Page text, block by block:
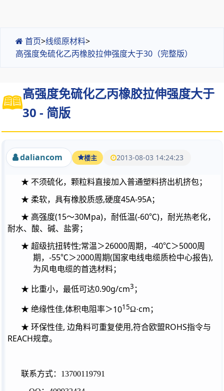
首页>线缆原材料>
高强度免硫化乙丙橡胶拉伸强度大于30（完整版）
高强度免硫化乙丙橡胶拉伸强度大于
30 - 简版
daliancom 楼主 2013-08-03 14:24:23
★ 不须硫化，颗粒料直接加入普通塑料挤出机挤包；
★ 柔软，具有橡胶质感,硬度45A-95A；
★ 高强度(15～30Mpa)，耐低温(-60℃)，耐光热老化，
耐水、酸、碱、盐雾；
★ 超级抗扭转性;常温＞26000周期，-40℃＞5000周
期，-55℃＞2000周期( 国家电线电缆质检中心报告),
为风电电缆的首选材料；
★ 比重小，最低可达0.90g/cm3 ；
★ 绝缘性佳,体积电阻率＞1015Ω·cm ；
★ 环保性佳,边角料可重复使用 ,符合欧盟ROHS指令与
REACH规章。
联系方式：13700119791